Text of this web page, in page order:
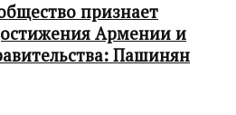
признает
Армении и
Пашинян